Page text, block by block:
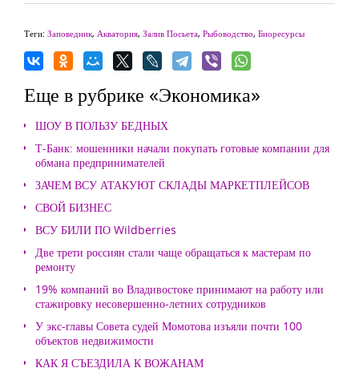
Теги: Заповедник, Акватория, Залив Посьета, Рыбоводство, Биоресурсы
Еще в рубрике «Экономика»
ШОУ В ПОЛЬЗУ БЕДНЫХ
Т-Банк: мошенники начали покупать готовые компании для
обмана предпринимателей
ЗАЧЕМ ВСУ АТАКУЮТ СКЛАДЫ МАРКЕТПЛЕЙСОВ
СВОЙ БИЗНЕС
ВСУ БИЛИ ПО Wildberries
Две трети россиян стали чаще обращаться к мастерам по
ремонту
19% компаний во Владивостоке принимают на работу или
стажировку несовершенно-летних сотрудников
У экс-главы Совета судей Момотова изъяли почти 100
объектов недвижимости
КАК Я СЪЕЗДИЛА К ВОЖАНАМ